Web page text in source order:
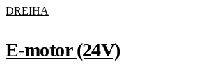
DREIHA
E-motor (24V)